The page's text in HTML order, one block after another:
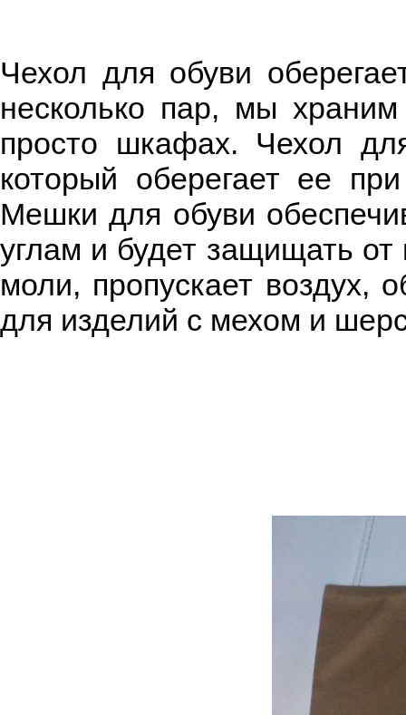
Чехол для обуви
несколько пар, мы
просто шкафах. Чехол
который оберегает ее
Мешки для обуви
углам и будет защищать
моли, пропускает воздух,
для изделий с мехом и